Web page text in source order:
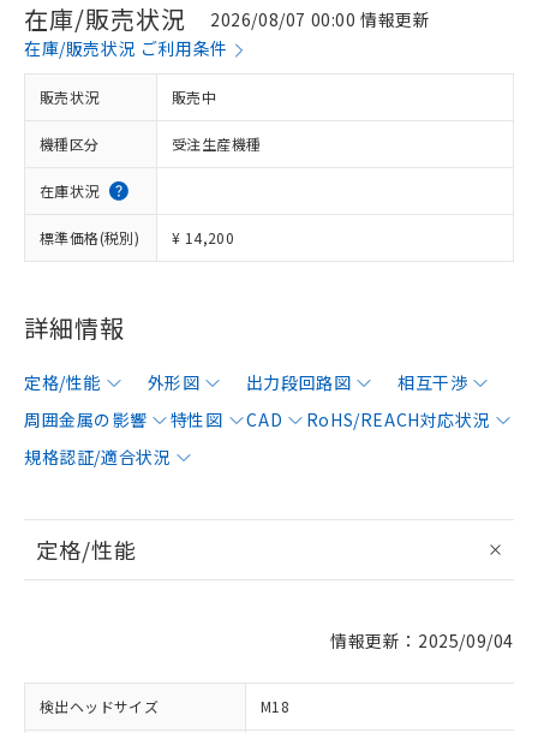
在庫/販売状況
2026/08/07 00:00 情報更新
在庫/販売状況 ご利用条件
販売状況 販売中
機種区分 受注生産機種
在庫状況
標準価格(税別) ¥ 14,200
詳細情報
定格/性能 外形図 出力段回路図
相互干渉
周囲金属の影響
特性図 CAD
RoHS/REACH対応状況
規格認証/適合状況
定格/性能
情報更新：2025/09/04
検出ヘッドサイズ M18